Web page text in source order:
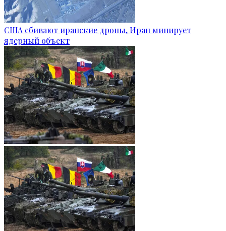
США сбивают иранские дроны, Иран минирует
ядерный объект